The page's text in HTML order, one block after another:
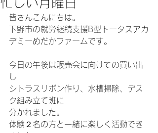
皆さんこんにちは。
下野市の就労継続支援B型トータスアカ
デミーめだかファームです。
今日の午後は販売会に向けての買い出
し
シトラスリボン作り、水槽掃除、デス
ク組み立て班に
分かれました。
体験２名の方と一緒に楽しく活動でき